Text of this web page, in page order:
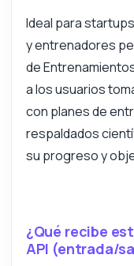
Ideal para
y entrenadores
de
a los usuarios
con planes de
respaldados
su progreso y
¿Qué recibe
API (entrada/
Muéstrame
¿Cuánto